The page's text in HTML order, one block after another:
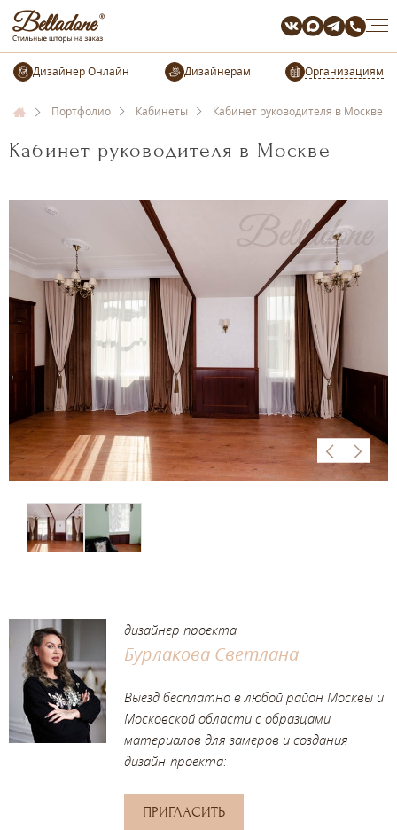
Организациям
Портфолио Кабинеты Кабинет руководителя в Москве
Кабинет руководителя в Москве
дизайнер проекта
Бурлакова Светлана
Выезд бесплатно в любой район Москвы и
Московской области с образцами
материалов для замеров и создания
дизайн-проекта:
ПРИГЛАСИТЬ